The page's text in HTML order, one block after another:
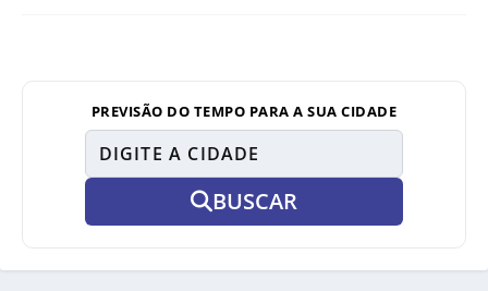
PREVISÃO DO TEMPO PARA A SUA CIDADE
BUSCAR